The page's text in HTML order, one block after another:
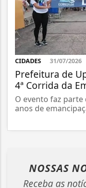
CIDADES 31/07/2026
Prefeitura de
4ª Corrida da
O evento faz parte
anos de
NOSSAS
Receba as